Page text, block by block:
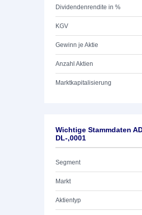
Dividendenrendite in %
KGV
Gewinn je Aktie
Anzahl Aktien
Marktkapitalisierung
Wichtige Stammdaten
DL-,0001
Segment
Markt
Aktientyp